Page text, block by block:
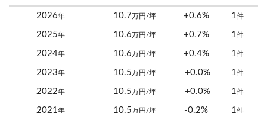
2026年 10.7 万円/坪 +0.6% 1件
2025年 10.6 万円/坪 +0.7% 1件
2024年 10.6 万円/坪 +0.4% 1件
2023年 10.5 万円/坪 +0.0% 1件
2022年 10.5 万円/坪 +0.0% 1件
2021年 10.5 万円/坪 -0.2% 1件